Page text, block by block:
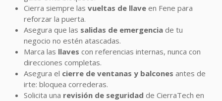
Cierra siempre las vueltas de llave en Fene para
reforzar la puerta.
Asegura que las salidas de emergencia de tu
negocio no estén atascadas.
Marca las llaves con referencias internas, nunca con
direcciones completas.
Asegura el cierre de ventanas y balcones antes de
irte: bloquea correderas.
Solicita una revisión de seguridad de CierraTech en